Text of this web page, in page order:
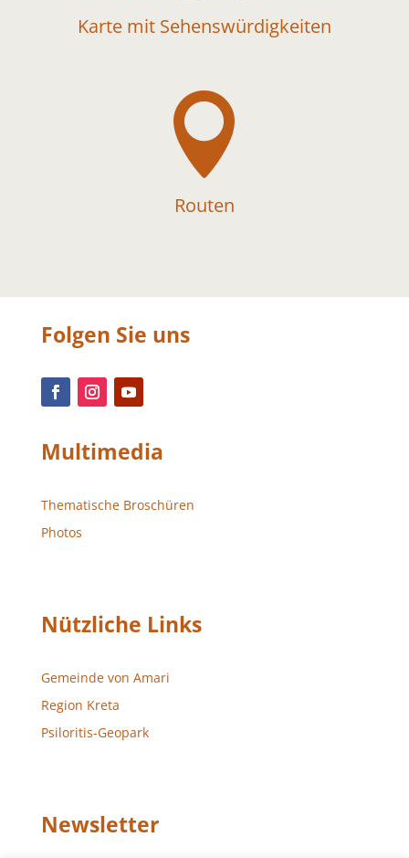
Karte mit Sehenswürdigkeiten

Routen
Folgen Sie uns
Multimedia
Thematische Broschüren
Photos
Nützliche Links
Gemeinde von Amari
Region Kreta
Psiloritis-Geopark
Newsletter